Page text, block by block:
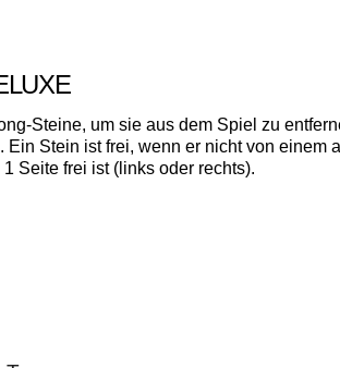
Steine, um sie aus dem Spiel zu
Ein Stein ist frei, wenn er nicht von einem
Seite frei ist (links oder rechts).